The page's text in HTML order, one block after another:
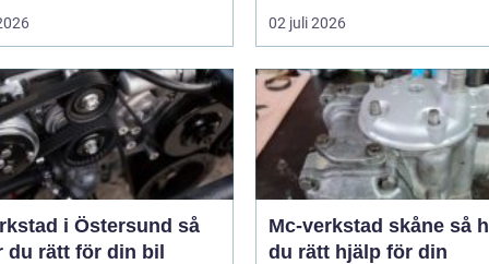
02 juli 2026
i Östersund så
du rätt för din bil
Mc-verkstad skåne så hittar
du rätt hjälp för din